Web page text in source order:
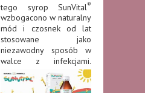
tego syrop SunVital ®
wzbogacono w naturalny
mód i czosnek od lat
stosowane jako
niezawodny sposób w
walce z infekcjami.